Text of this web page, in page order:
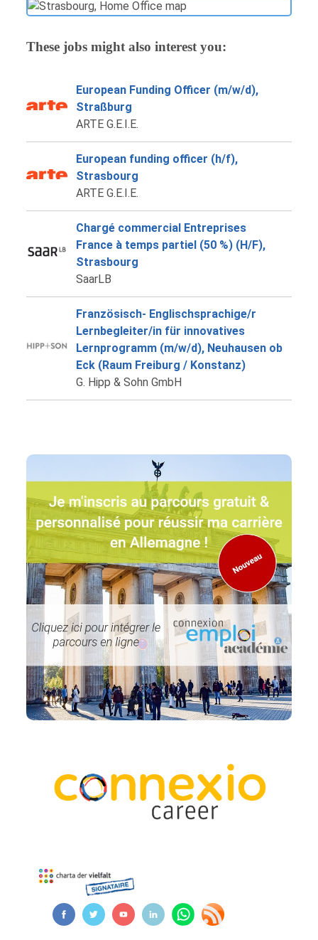
These jobs might also interest you:
European Funding Officer (m/w/d),
Straßburg
ARTE G.E.I.E.
European funding officer (h/f),
Strasbourg
ARTE G.E.I.E.
Chargé commercial Entreprises
France à temps partiel (50 %) (H/F),
Strasbourg
SaarLB
Französisch- Englischsprachige/r
Lernbegleiter/in für innovatives
Lernprogramm (m/w/d), Neuhausen ob
Eck (Raum Freiburg / Konstanz)
G. Hipp & Sohn GmbH